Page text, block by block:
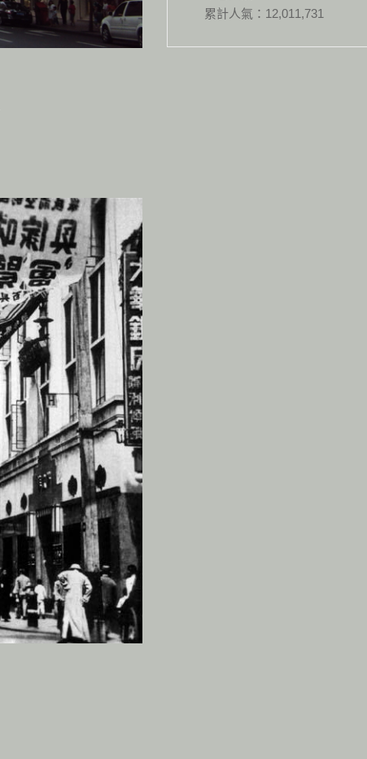
累計人氣： 12,011,731